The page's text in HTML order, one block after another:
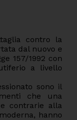
contro la
dal nuovo e
157/1992 con
a livello
sono il
che una
contrarie alla
hanno